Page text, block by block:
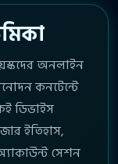
অনলাইন
কনটেন্টে
ডিভাইস
ইতিহাস,
সেশন